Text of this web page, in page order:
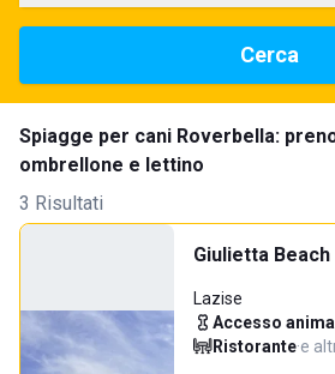
Cerca
Spiagge per cani Roverbella:
ombrellone e lettino
3 Risultati
Giulietta Beach
Lazise
Accesso
Ristorante·e